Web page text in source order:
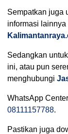
Sempatkan juga
informasi
Sedangkan
ini, atau pun
menghubungi
WhatsApp
08111157788.
Pastikan juga